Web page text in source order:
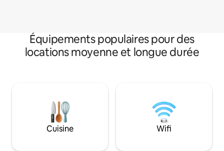
Équipements populaires pour des
locations moyenne et longue durée
Cuisine Wifi